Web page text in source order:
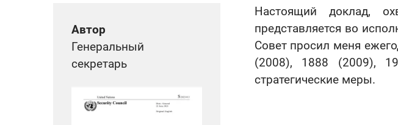
Настоящий доклад,
представляется во
Совет просил меня
(2008), 1888 (2009),
стратегические меры.
Автор
Генеральный
секретарь